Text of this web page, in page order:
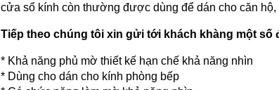
cửa sổ kính còn thường được dùng để dán cho căn hộ,
Tiếp theo chúng tôi xin gửi tới khách khàng một số
* Khả năng phủ mờ thiết kế hạn chế khả năng nhìn
* Dùng cho dán cho kính phòng bếp